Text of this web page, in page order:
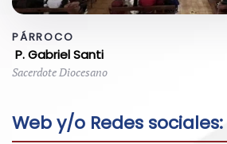
PÁRROCO
P. Gabriel Santi
Sacerdote Diocesano
Web y/o Redes sociales: